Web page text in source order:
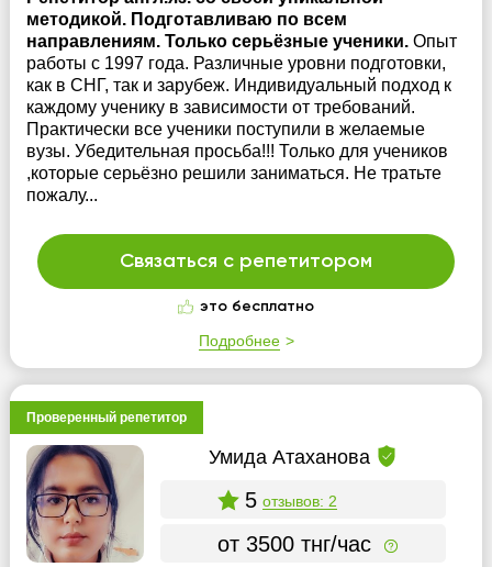
методикой. Подготавливаю по всем
направлениям. Только серьёзные ученики. Опыт
работы с 1997 года. Различные уровни подготовки,
как в СНГ, так и зарубеж. Индивидуальный подход к
каждому ученику в зависимости от требований.
Практически все ученики поступили в желаемые
вузы. Убедительная просьба!!! Только для учеников
,которые серьёзно решили заниматься. Не тратьте
пожалу...
Связаться с репетитором
это бесплатно
Подробнее
Проверенный репетитор
Умида Атаханова
5 отзывов: 2
от 3500 тнг/час